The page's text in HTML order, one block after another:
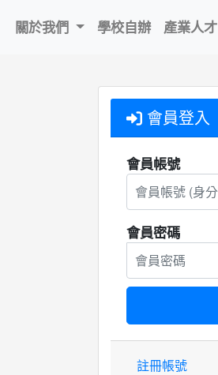
關於我們 學校自辦 產業人才
會員登入
會員帳號
會員密碼
註冊帳號